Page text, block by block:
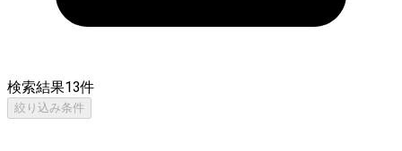
検索結果13件
絞り込み条件